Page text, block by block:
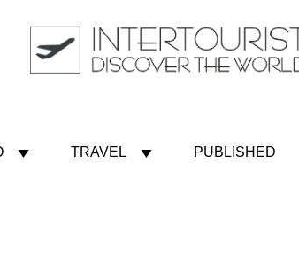
TRAVEL PUBLISHED